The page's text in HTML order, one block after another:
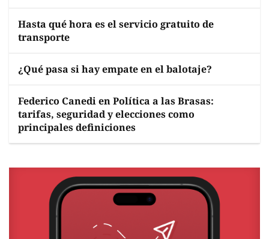
Hasta qué hora es el servicio gratuito de
transporte
¿Qué pasa si hay empate en el balotaje?
Federico Canedi en Política a las Brasas:
tarifas, seguridad y elecciones como
principales definiciones